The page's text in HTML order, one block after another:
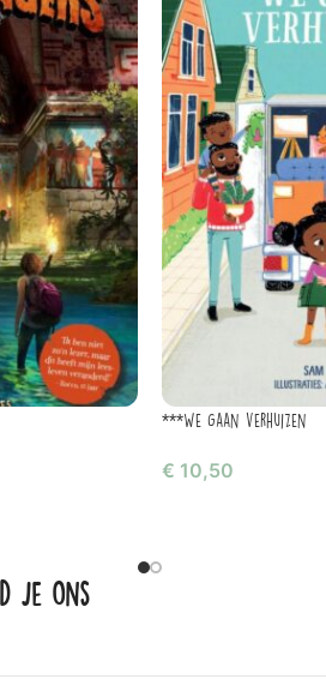
***We gaan verhuizen
€ 10,50
je ons